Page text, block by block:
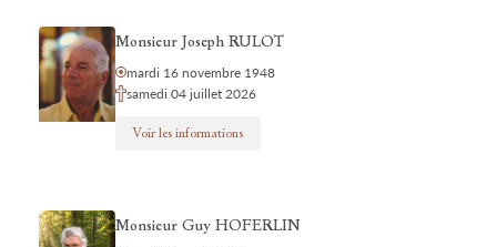
Monsieur Joseph RULOT
mardi 16 novembre 1948
samedi 04 juillet 2026
Voir les informations
Monsieur Guy HOFERLIN